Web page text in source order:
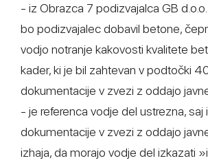
- iz Obrazca 7 podizvajalca GB
bo podizvajalec dobavil betone,
vodjo notranje kakovosti kvalitete
kader, ki je bil zahtevan v podtočki
dokumentacije v zvezi z oddajo
- je referenca vodje del ustrezna, saj
dokumentacije v zvezi z oddajo
izhaja, da morajo vodje del izkazati